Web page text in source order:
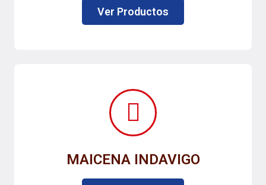
Ver Productos
MAICENA INDAVIGO